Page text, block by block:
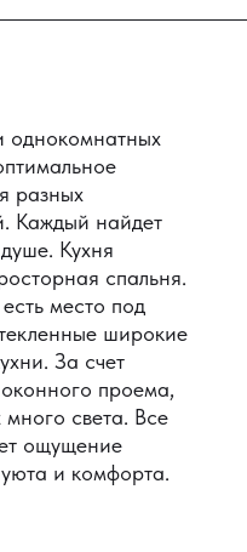
однокомнатных
разных
Каждый найдет
Кухня
спальня.
место под
широкие
За счет
проема,
много света. Все
ощущение
и комфорта.